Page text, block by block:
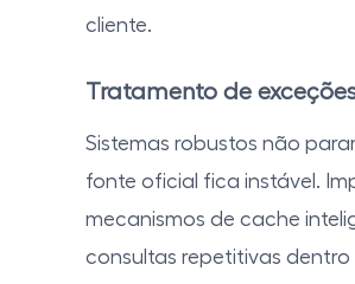
cliente.
Tratamento de
Sistemas robustos não
fonte oficial fica instável.
mecanismos de cache
consultas repetitivas dentro